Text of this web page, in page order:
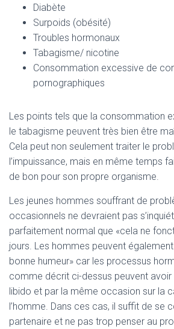
Diabète
Surpoids (obésité)
Troubles hormonaux
Tabagisme/ nicotine
Consommation excessive de
pornographiques
Les points tels que la consommation
le tabagisme peuvent très bien être
Cela peut non seulement traiter le
l’impuissance, mais en même temps
de bon pour son propre organisme.
Les jeunes hommes souffrant de
occasionnels ne devraient pas
parfaitement normal que «cela ne
jours. Les hommes peuvent
bonne humeur» car les processus
comme décrit ci-dessus peuvent avoir
libido et par la même occasion sur la
l’homme. Dans ces cas, il suffit de se
partenaire et ne pas trop penser au